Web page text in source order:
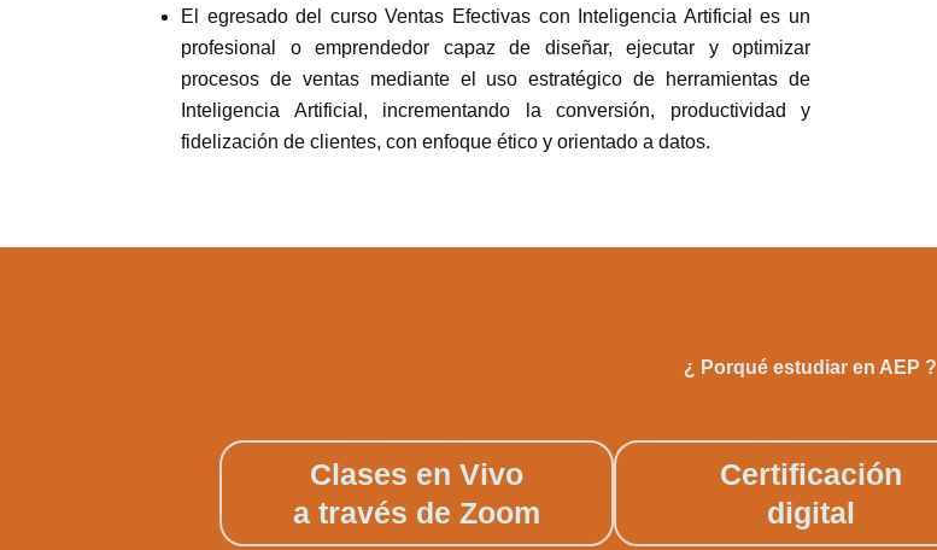
El egresado del curso Ventas Efectivas con Inteligencia Artificial es un
profesional o emprendedor capaz de diseñar, ejecutar y optimizar
procesos de ventas mediante el uso estratégico de herramientas de
Inteligencia Artificial, incrementando la conversión, productividad y
fidelización de clientes, con enfoque ético y orientado a datos.
¿ Porqué estudiar en AEP ?
Clases en Vivo
a través de Zoom
Certificación
digital